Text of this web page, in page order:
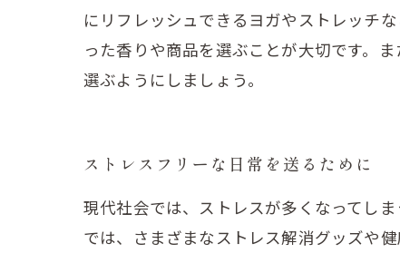
にリフレッシュできるヨガやストレッチ
った香りや商品を選ぶことが大切です。
選ぶようにしましょう。
ストレスフリーな日常を送るために
現代社会では、ストレスが多くなってし
では、さまざまなストレス解消グッズや